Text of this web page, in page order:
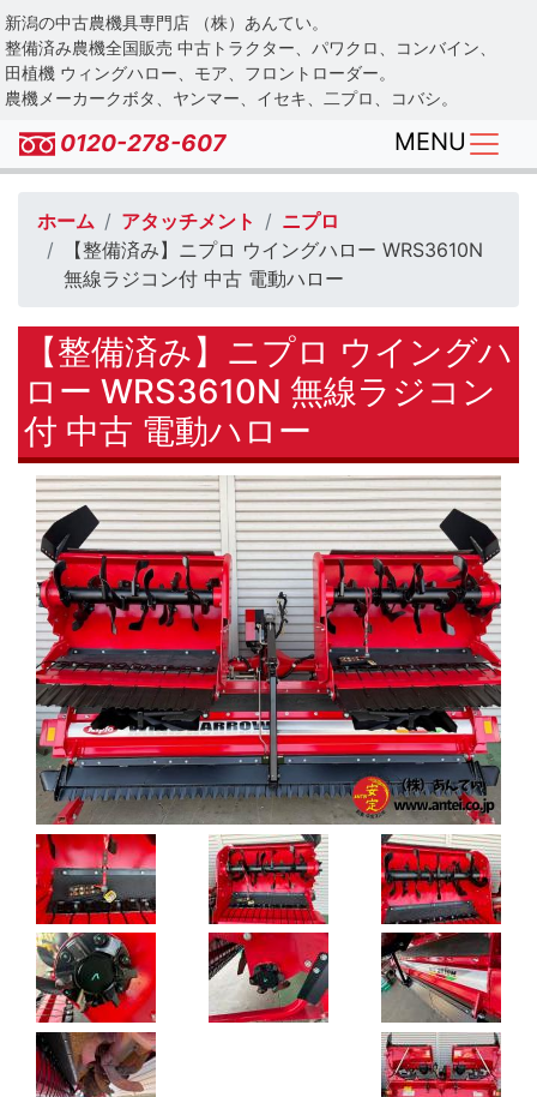
Skip
to
main
content
新潟の中古農機具専門店 （株）あんてい。
整備済み農機全国販売 中古トラクター、パワクロ、コンバイン、
田植機 ウィングハロー、モア、フロントローダー。
農機メーカークボタ、ヤンマー、イセキ、二プロ、コバシ。
0120-278-607 MENU
ホーム アタッチメント
ニプロ
【整備済み】ニプロ ウイングハロー WRS3610N
無線ラジコン付 中古 電動ハロー
【整備済み】ニプロ ウイングハ
ロー WRS3610N 無線ラジコン
付 中古 電動ハロー